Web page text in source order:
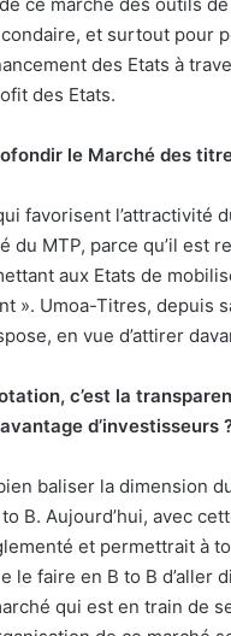
et surtout pour
des Etats à
des Etats.
le Marché des
favorisent l’attractivité
du MTP, parce qu’il est
aux Etats de
». Umoa-Titres, depuis
en vue d’attirer
c’est la
d’investisseurs
baliser la dimension
B. Aujourd’hui, avec
et permettrait à
le faire en B to B
qui est en train de